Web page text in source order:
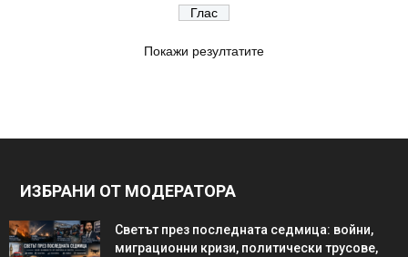
Покажи резултатите
ИЗБРАНИ ОТ МОДЕРАТОРА
Светът през последната седмица: войни,
миграционни кризи, политически трусове,